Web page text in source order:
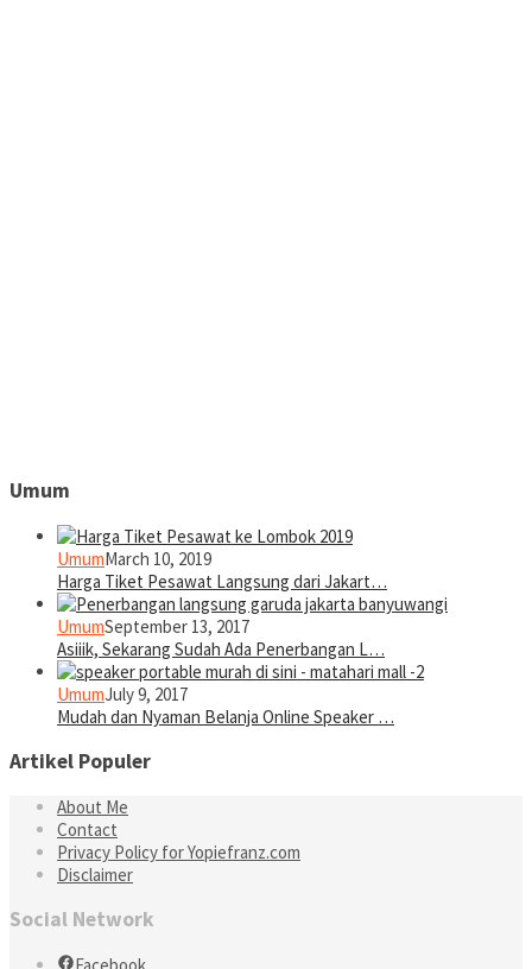
Umum
UmumMarch 10, 2019
Harga Tiket Pesawat Langsung dari Jakart…
UmumSeptember 13, 2017
Asiiik, Sekarang Sudah Ada Penerbangan L…
UmumJuly 9, 2017
Mudah dan Nyaman Belanja Online Speaker …
Artikel Populer
About Me
Contact
Privacy Policy for Yopiefranz.com
Disclaimer
Social Network